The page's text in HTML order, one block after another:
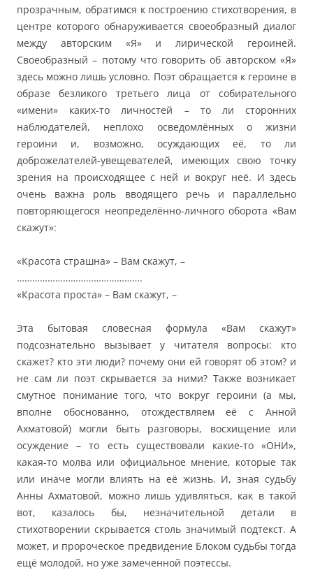
прозрачным, обратимся к построению стихотворения, в
центре которого обнаруживается своеобразный диалог
между авторским «Я» и лирической героиней.
Своеобразный – потому что говорить об авторском «Я»
здесь можно лишь условно. Поэт обращается к героине в
образе безликого третьего лица от собирательного
«имени» каких-то личностей – то ли сторонних
наблюдателей, неплохо осведомлённых о жизни
героини и, возможно, осуждающих её, то ли
доброжелателей-увещевателей, имеющих свою точку
зрения на происходящее с ней и вокруг неё. И здесь
очень важна роль вводящего речь и параллельно
повторяющегося неопределённо-личного оборота «Вам
скажут»:
«Красота страшна» – Вам скажут, –
………………………………………….
«Красота проста» – Вам скажут, –
Эта бытовая словесная формула «Вам скажут»
подсознательно вызывает у читателя вопросы: кто
скажет? кто эти люди? почему они ей говорят об этом? и
не сам ли поэт скрывается за ними? Также возникает
смутное понимание того, что вокруг героини (а мы,
вполне обоснованно, отождествляем её с Анной
Ахматовой) могли быть разговоры, восхищение или
осуждение – то есть существовали какие-то «ОНИ»,
какая-то молва или официальное мнение, которые так
или иначе могли влиять на её жизнь. И, зная судьбу
Анны Ахматовой, можно лишь удивляться, как в такой
вот, казалось бы, незначительной детали в
стихотворении скрывается столь значимый подтекст. А
может, и пророческое предвидение Блоком судьбы тогда
ещё молодой, но уже замеченной поэтессы.